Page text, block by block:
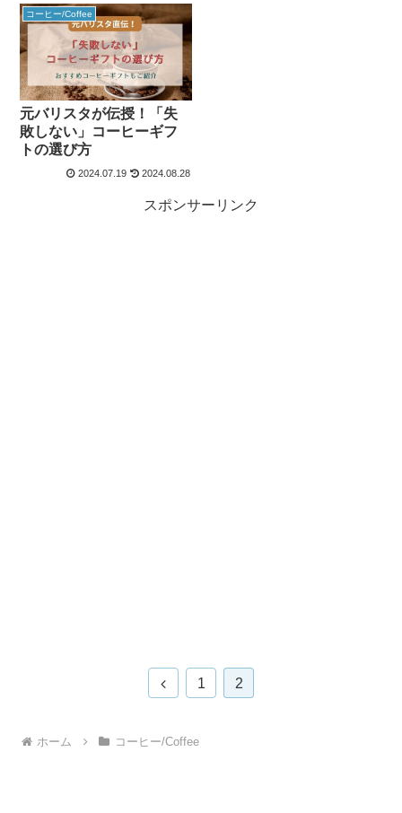
コーヒー/Coffee
元バリスタが伝授！「失
敗しない」コーヒーギフ
トの選び方
2024.07.19 2024.08.28
スポンサーリンク
前
1 2
ホーム コーヒー/Coffee